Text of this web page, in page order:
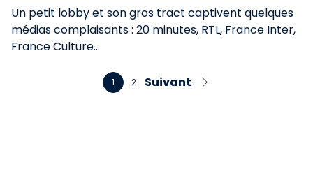
Un petit lobby et son gros tract captivent quelques
médias complaisants : 20 minutes, RTL, France Inter,
France Culture…
1 2 Suivant